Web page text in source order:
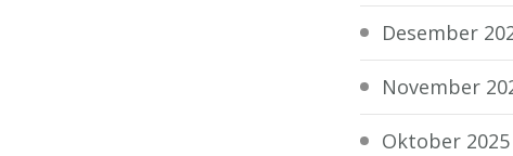
Desember
November
Oktober 2025